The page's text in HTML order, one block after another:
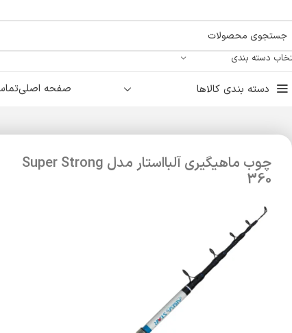
دسته بندی
دسته بندی کالاها صفحه اصلی
چوب ماهیگیری آلبااستار مدل Super Strong
360